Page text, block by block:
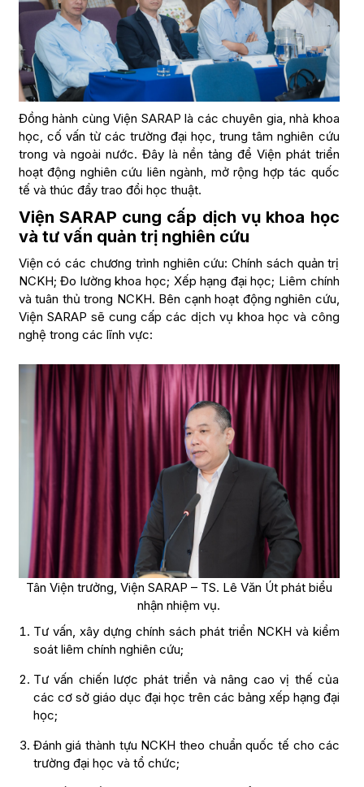
Đồng hành cùng Viện SARAP là các chuyên gia, nhà khoa
học, cố vấn từ các trường đại học, trung tâm nghiên cứu
trong và ngoài nước. Đây là nền tảng để Viện phát triển
hoạt động nghiên cứu liên ngành, mở rộng hợp tác quốc
tế và thúc đẩy trao đổi học thuật.
Viện SARAP cung cấp dịch vụ khoa học
và tư vấn quản trị nghiên cứu
Viện có các chương trình nghiên cứu: Chính sách quản trị
NCKH; Đo lường khoa học; Xếp hạng đại học; Liêm chính
và tuân thủ trong NCKH. Bên cạnh hoạt động nghiên cứu,
Viện SARAP sẽ cung cấp các dịch vụ khoa học và công
nghệ trong các lĩnh vực:
Tân Viện trưởng, Viện SARAP – TS. Lê Văn Út phát biểu
nhận nhiệm vụ.
Tư vấn, xây dựng chính sách phát triển NCKH và kiểm
soát liêm chính nghiên cứu;
Tư vấn chiến lược phát triển và nâng cao vị thế của
các cơ sở giáo dục đại học trên các bảng xếp hạng đại
học;
Đánh giá thành tựu NCKH theo chuẩn quốc tế cho các
trường đại học và tổ chức;